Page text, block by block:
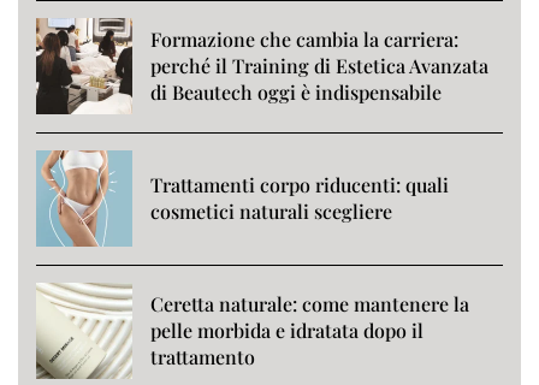
Formazione che cambia la carriera:
perché il Training di Estetica Avanzata
di Beautech oggi è indispensabile
Trattamenti corpo riducenti: quali
cosmetici naturali scegliere
Ceretta naturale: come mantenere la
pelle morbida e idratata dopo il
trattamento